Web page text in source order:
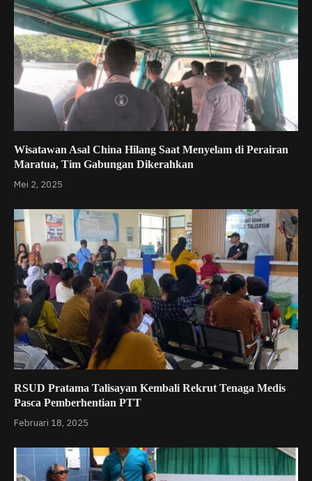
Wisatawan Asal China Hilang Saat Menyelam di Perairan
Maratua, Tim Gabungan Dikerahkan
Mei 2, 2025
RSUD Pratama Talisayan Kembali Rekrut Tenaga Medis
Pasca Pemberhentian PTT
Februari 18, 2025